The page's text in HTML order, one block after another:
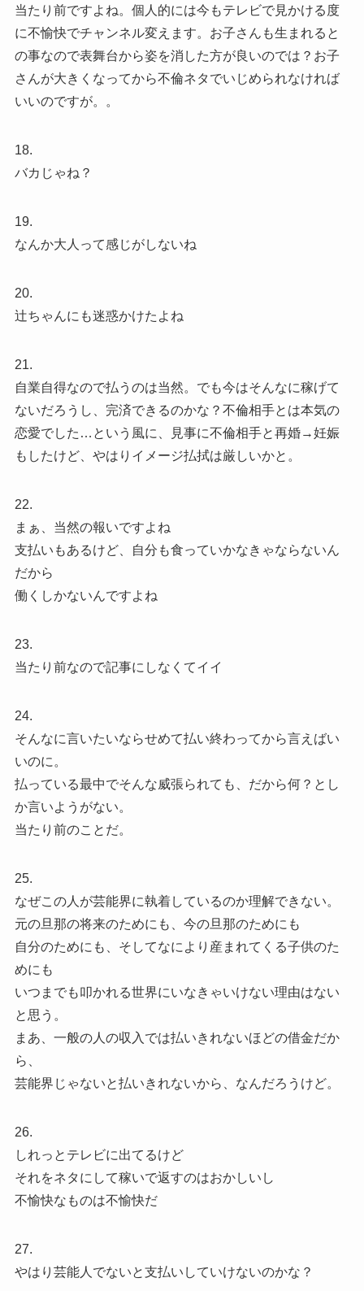
当たり前ですよね。個人的には今もテレビで見かける度
に不愉快でチャンネル変えます。お子さんも生まれると
の事なので表舞台から姿を消した方が良いのでは？お子
さんが大きくなってから不倫ネタでいじめられなければ
いいのですが。。
18.
バカじゃね？
19.
なんか大人って感じがしないね
20.
辻ちゃんにも迷惑かけたよね
21.
自業自得なので払うのは当然。でも今はそんなに稼げて
ないだろうし、完済できるのかな？不倫相手とは本気の
恋愛でした…という風に、見事に不倫相手と再婚→妊娠
もしたけど、やはりイメージ払拭は厳しいかと。
22.
まぁ、当然の報いですよね
支払いもあるけど、自分も食っていかなきゃならないん
だから
働くしかないんですよね
23.
当たり前なので記事にしなくてイイ
24.
そんなに言いたいならせめて払い終わってから言えばい
いのに。
払っている最中でそんな威張られても、だから何？とし
か言いようがない。
当たり前のことだ。
25.
なぜこの人が芸能界に執着しているのか理解できない。
元の旦那の将来のためにも、今の旦那のためにも
自分のためにも、そしてなにより産まれてくる子供のた
めにも
いつまでも叩かれる世界にいなきゃいけない理由はない
と思う。
まあ、一般の人の収入では払いきれないほどの借金だか
ら、
芸能界じゃないと払いきれないから、なんだろうけど。
26.
しれっとテレビに出てるけど
それをネタにして稼いで返すのはおかしいし
不愉快なものは不愉快だ
27.
やはり芸能人でないと支払いしていけないのかな？